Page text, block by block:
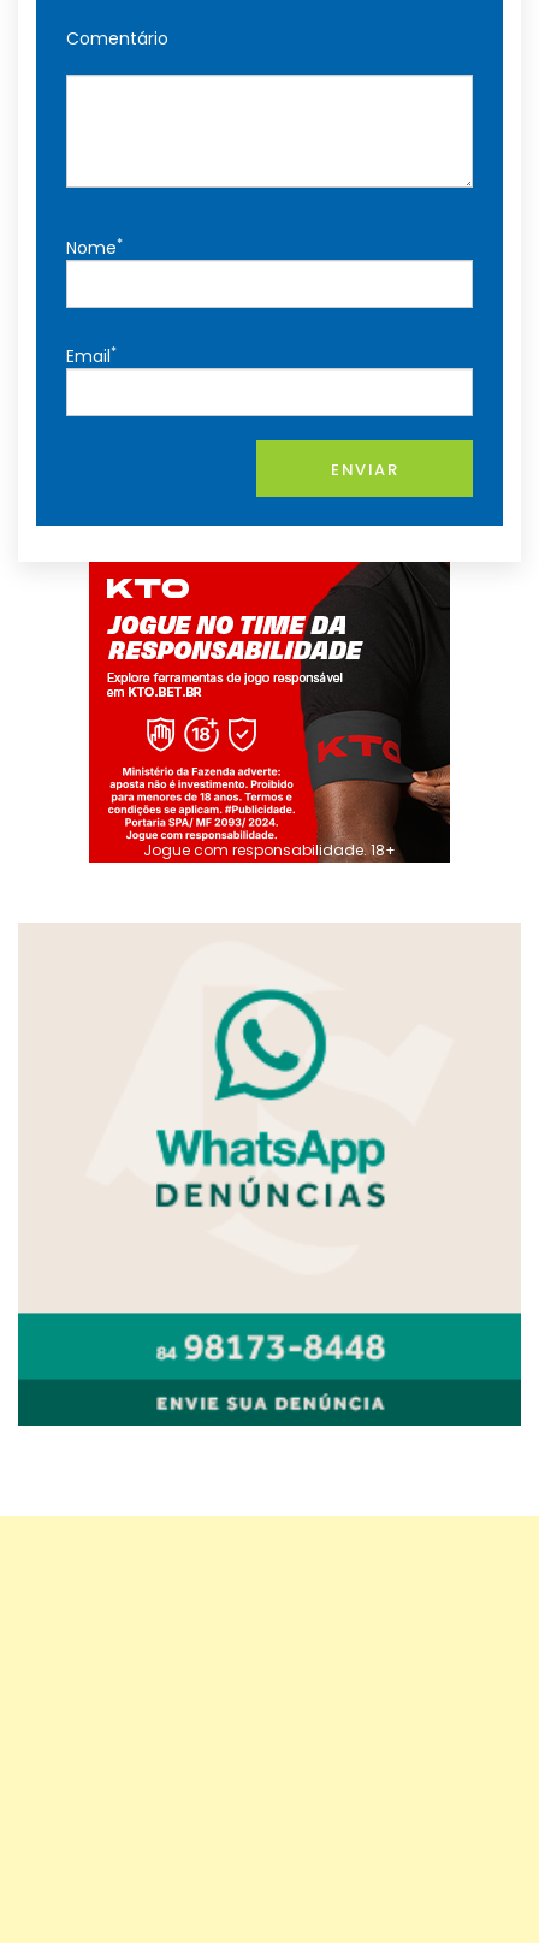
Comentário
Nome*
Email*
ENVIAR
Jogue com responsabilidade. 18+